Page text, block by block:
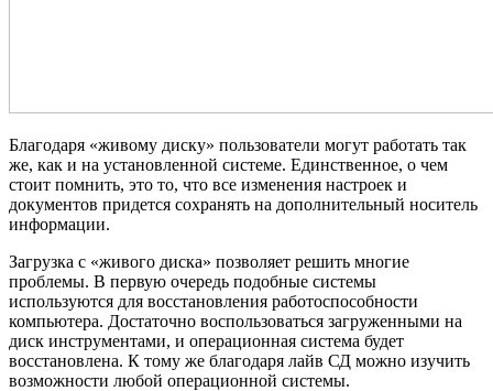
Благодаря «живому диску» пользователи могут работать так
же, как и на установленной системе. Единственное, о чем
стоит помнить, это то, что все изменения настроек и
документов придется сохранять на дополнительный носитель
информации.
Загрузка с «живого диска» позволяет решить многие
проблемы. В первую очередь подобные системы
используются для восстановления работоспособности
компьютера. Достаточно воспользоваться загруженными на
диск инструментами, и операционная система будет
восстановлена. К тому же благодаря лайв СД можно изучить
возможности любой операционной системы.